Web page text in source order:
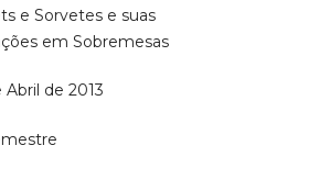
e Sorvetes e suas
em Sobremesas
Abril de 2013